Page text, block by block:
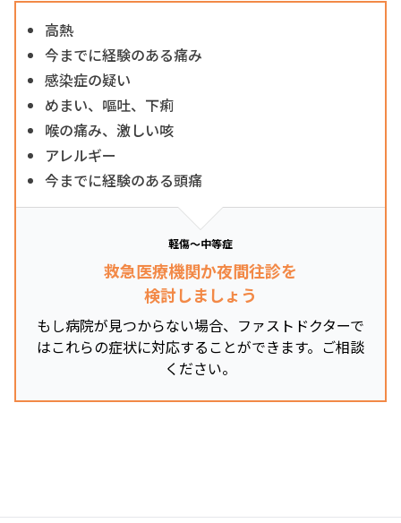
高熱
今までに経験のある痛み
感染症の疑い
めまい、嘔吐、下痢
喉の痛み、激しい咳
アレルギー
今までに経験のある頭痛
軽傷～中等症
救急医療機関か夜間往診を
検討しましょう
もし病院が見つからない場合、ファストドクターで
はこれらの症状に対応することができます。ご相談
ください。